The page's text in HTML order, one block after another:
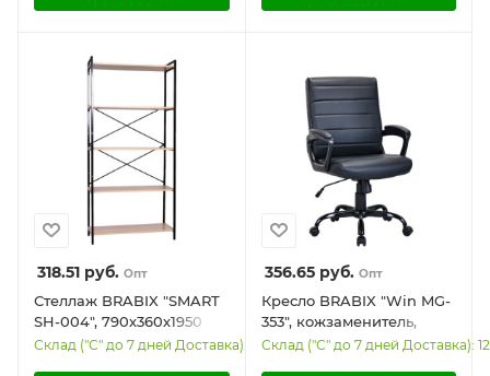
318.51 руб. Опт
Стеллаж BRABIX "SMART
SH-004", 790х360х1950
мм, ЛОФТ, 5 полок,
Склад ("С" до 7 дней Доставка): 22
356.65руб. Опт
Кресло BRABIX "Win MG-
353", кожзаменитель,
разборное пятилучие,
Склад ("С" до 7 дней Доставка):